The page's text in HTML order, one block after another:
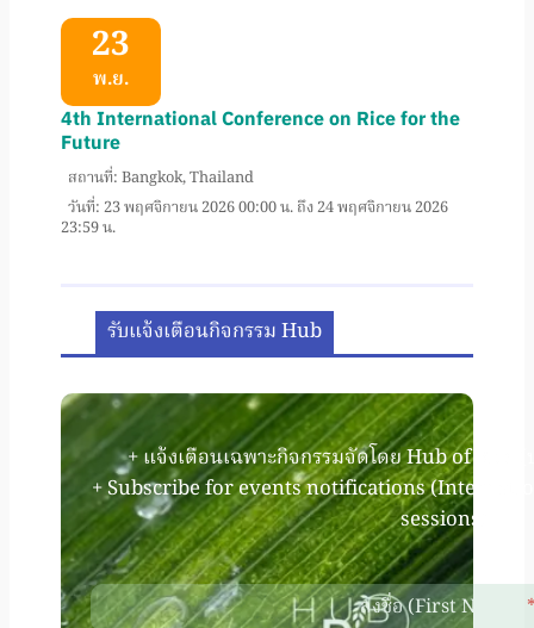
23
พ.ย.
4th International Conference on Rice for the
Future
สถานที่: Bangkok, Thailand
วันที่: 23 พฤศจิกายน 2026 00:00 น. ถึง 24 พฤศจิกายน 2026
23:59 น.
รับแจ้งเตือนกิจกรรม Hub
+ แจ้งเตือนเฉพาะกิจกรรมจัดโดย Hub of Rice
+ Subscribe for events notifications
sessions).
ลงชื่อ (First Name)